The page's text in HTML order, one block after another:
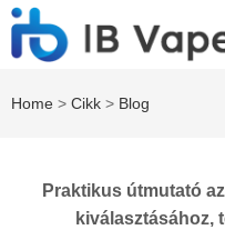
Home > Cikk > Blog
Praktikus útmutató
kiválasztásához,